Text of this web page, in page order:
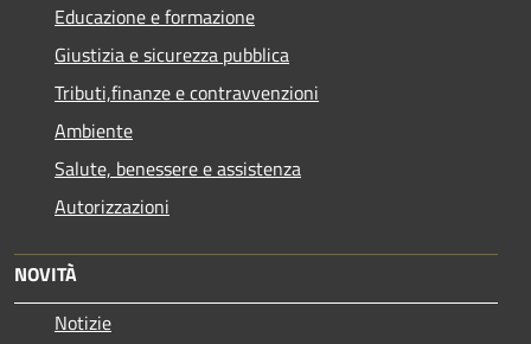
Educazione e formazione
Giustizia e sicurezza pubblica
Tributi,finanze e contravvenzioni
Ambiente
Salute, benessere e assistenza
Autorizzazioni
NOVITÀ
Notizie